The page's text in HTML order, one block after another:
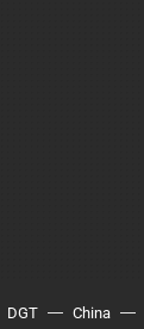
DGT China